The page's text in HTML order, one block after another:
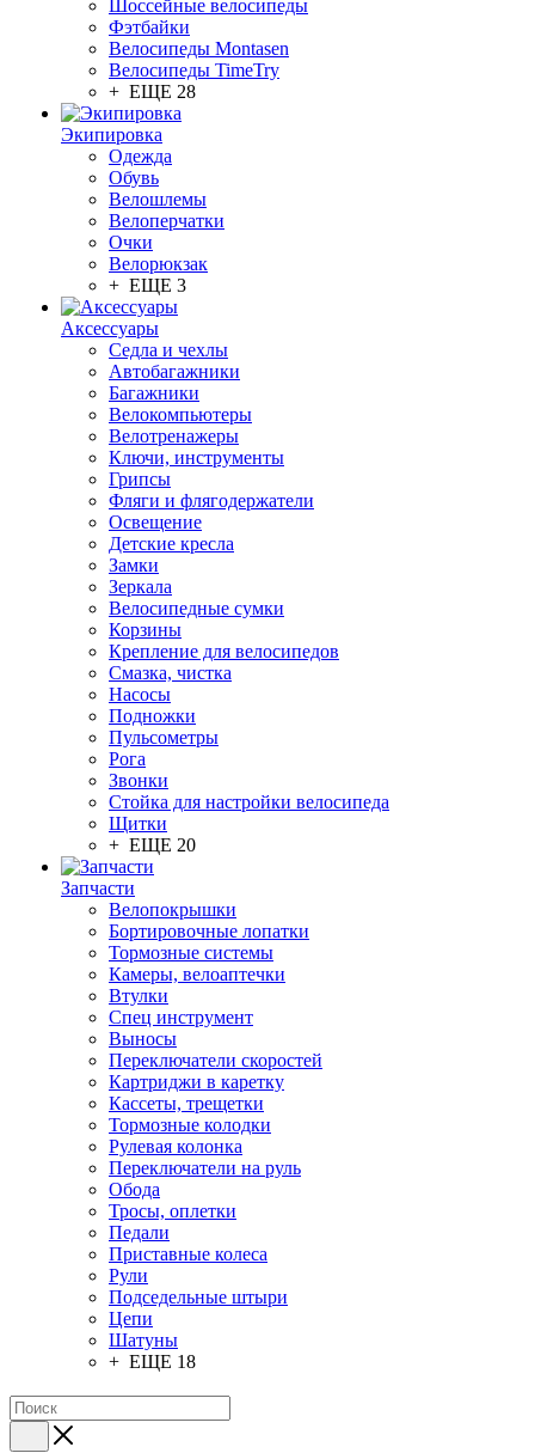
Шоссейные велосипеды
Фэтбайки
Велосипеды Montasen
Велосипеды TimeTry
+ ЕЩЕ 28
Экипировка
Одежда
Обувь
Велошлемы
Велоперчатки
Очки
Велорюкзак
+ ЕЩЕ 3
Аксессуары
Седла и чехлы
Автобагажники
Багажники
Велокомпьютеры
Велотренажеры
Ключи, инструменты
Грипсы
Фляги и флягодержатели
Освещение
Детские кресла
Замки
Зеркала
Велосипедные сумки
Корзины
Крепление для велосипедов
Смазка, чистка
Насосы
Подножки
Пульсометры
Рога
Звонки
Стойка для настройки велосипеда
Щитки
+ ЕЩЕ 20
Запчасти
Велопокрышки
Бортировочные лопатки
Тормозные системы
Камеры, велоаптечки
Втулки
Спец инструмент
Выносы
Переключатели скоростей
Картриджи в каретку
Кассеты, трещетки
Тормозные колодки
Рулевая колонка
Переключатели на руль
Обода
Тросы, оплетки
Педали
Приставные колеса
Рули
Подседельные штыри
Цепи
Шатуны
+ ЕЩЕ 18